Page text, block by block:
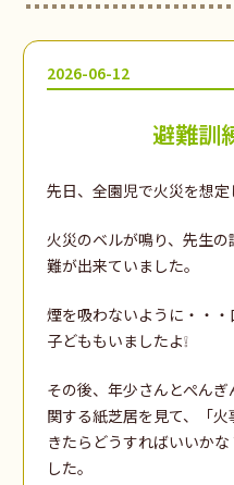
2026-06-12
避難訓
先日、全園児で火災を想
火災のベルが鳴り、先生
難が出来ていました。
煙を吸わないように・・
子どももいましたよ❕
その後、年少さんとぺん
関する紙芝居を見て、「
きたらどうすればいいか
した。